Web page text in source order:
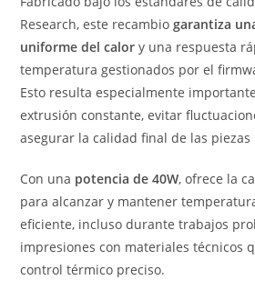
Research, este recambiogarantiza
uniforme del calor y una respuesta
temperatura gestionados por el
Esto resulta especialmente
extrusión constante, evitar
asegurar la calidad final de las piezas
Con una potencia de 40W, ofrece la
para alcanzar y mantener
eficiente, incluso durante trabajos
impresiones con materiales técnicos
control térmico preciso.